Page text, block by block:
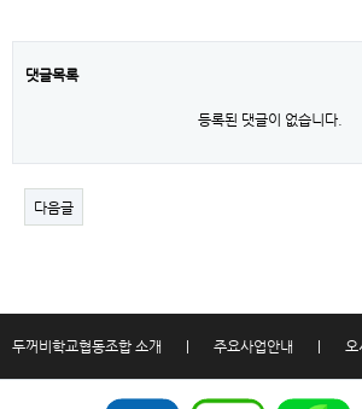
댓글목록
등록된 댓글이 없습니다.
다음글
두꺼비학교협동조합 소개 주요사업안내 오